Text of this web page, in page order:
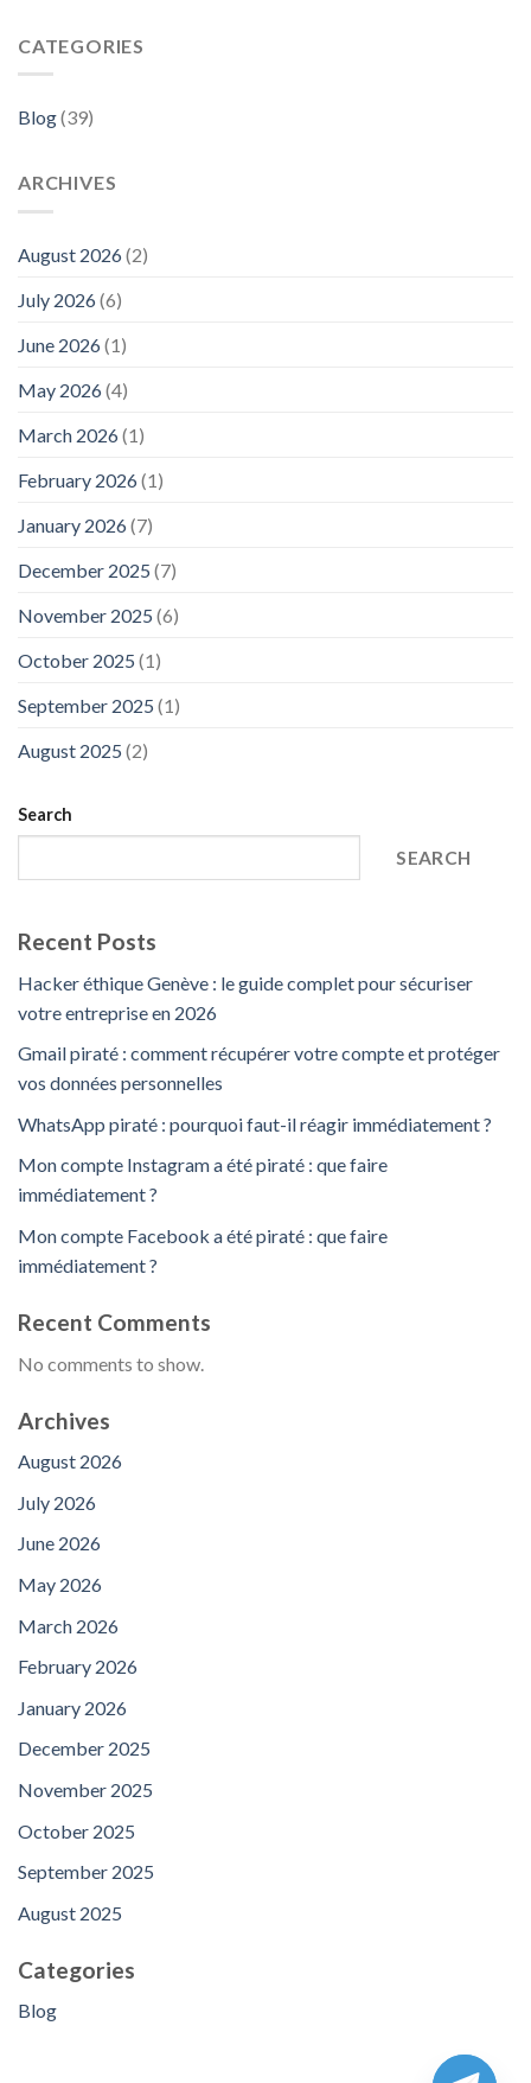
CATEGORIES
Blog(39)
ARCHIVES
August 2026(2)
July 2026(6)
June 2026(1)
May 2026(4)
March 2026(1)
February 2026(1)
January 2026(7)
December 2025 (7)
November 2025 (6)
October 2025 (1)
September 2025 (1)
August 2025 (2)
Search
SEARCH
Recent Posts
Hacker éthique Genève : le guide complet pour sécuriser
votre entreprise en 2026
Gmail piraté : comment récupérer votre compte et protéger
vos données personnelles
WhatsApp piraté : pourquoi faut-il réagir immédiatement ?
Mon compte Instagram a été piraté : que faire
immédiatement ?
Mon compte Facebook a été piraté : que faire
immédiatement ?
Recent Comments
No comments to show.
Archives
August 2026
July 2026
June 2026
May 2026
March 2026
February 2026
January 2026
December 2025
November 2025
October 2025
September 2025
August 2025
Categories
Blog